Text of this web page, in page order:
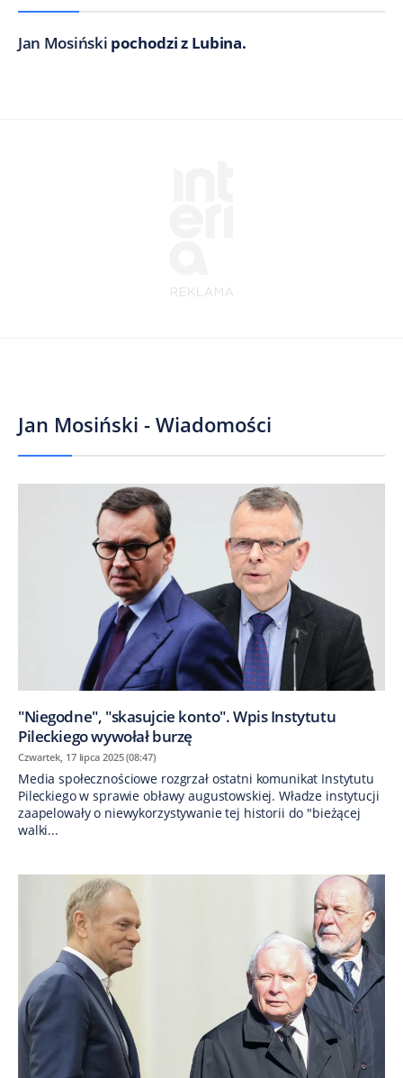
Jan Mosiński pochodzi z Lubina.
Jan Mosiński - Wiadomości
"Niegodne", "skasujcie konto". Wpis Instytutu
Pileckiego wywołał burzę
Czwartek, 17 lipca 2025 (08:47)
Media społecznościowe rozgrzał ostatni komunikat Instytutu
Pileckiego w sprawie obławy augustowskiej. Władze instytucji
zaapelowały o niewykorzystywanie tej historii do "bieżącej
walki...